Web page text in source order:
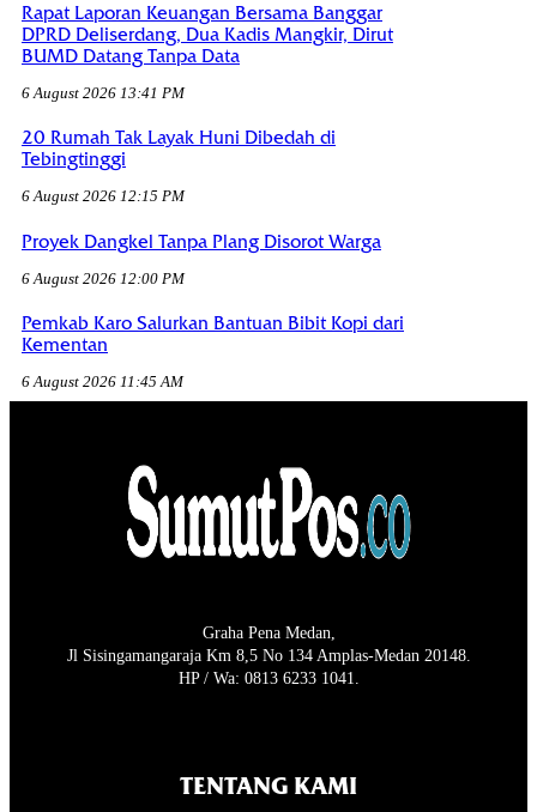
Rapat Laporan Keuangan Bersama Banggar
DPRD Deliserdang, Dua Kadis Mangkir, Dirut
BUMD Datang Tanpa Data
6 August 2026 13:41 PM
20 Rumah Tak Layak Huni Dibedah di
Tebingtinggi
6 August 2026 12:15 PM
Proyek Dangkel Tanpa Plang Disorot Warga
6 August 2026 12:00 PM
Pemkab Karo Salurkan Bantuan Bibit Kopi dari
Kementan
6 August 2026 11:45 AM
Graha Pena Medan,
Jl Sisingamangaraja Km 8,5 No 134 Amplas-Medan 20148.
HP / Wa: 0813 6233 1041.
TENTANG KAMI